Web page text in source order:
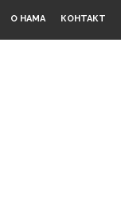
О НАМА КОНТАКТ